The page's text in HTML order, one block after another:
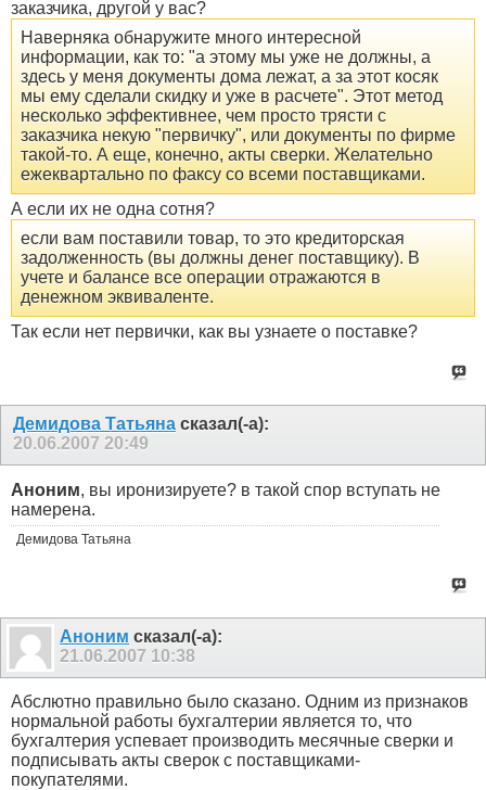
заказчика, другой у вас?
Наверняка обнаружите много интересной
информации, как то: "а этому мы уже не должны, а
здесь у меня документы дома лежат, а за этот косяк
мы ему сделали скидку и уже в расчете". Этот метод
несколько эффективнее, чем просто трясти с
заказчика некую "первичку", или документы по фирме
такой-то. А еще, конечно, акты сверки. Желательно
ежеквартально по факсу со всеми поставщиками.
А если их не одна сотня?
если вам поставили товар, то это кредиторская
задолженность (вы должны денег поставщику). В
учете и балансе все операции отражаются в
денежном эквиваленте.
Так если нет первички, как вы узнаете о поставке?
Демидова Татьяна сказал(-а):
20.06.2007 20:49
Аноним, вы иронизируете? в такой спор вступать не
намерена.
Демидова Татьяна
Аноним сказал(-а):
21.06.2007 10:38
Абслютно правильно было сказано. Одним из признаков
нормальной работы бухгалтерии является то, что
бухгалтерия успевает производить месячные сверки и
подписывать акты сверок с поставщиками-
покупателями.